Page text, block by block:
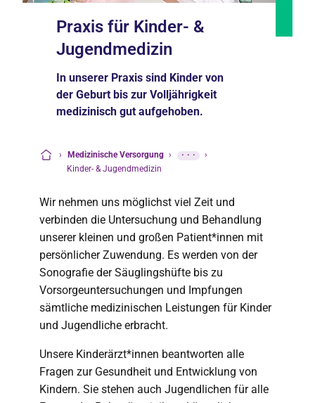
Praxis für Kinder- &
Jugendmedizin
In unserer Praxis sind Kinder von
der Geburt bis zur Volljährigkeit
medizinisch gut aufgehoben.
› Medizinische Versorgung › ···
›
Kinder- & Jugendmedizin
Wir nehmen uns möglichst viel Zeit und
verbinden die Untersuchung und Behandlung
unserer kleinen und großen Patient*innen mit
persönlicher Zuwendung. Es werden von der
Sonografie der Säuglingshüfte bis zu
Vorsorgeuntersuchungen und Impfungen
sämtliche medizinischen Leistungen für Kinder
und Jugendliche erbracht.
Unsere Kinderärzt*innen beantworten alle
Fragen zur Gesundheit und Entwicklung von
Kindern. Sie stehen auch Jugendlichen für alle